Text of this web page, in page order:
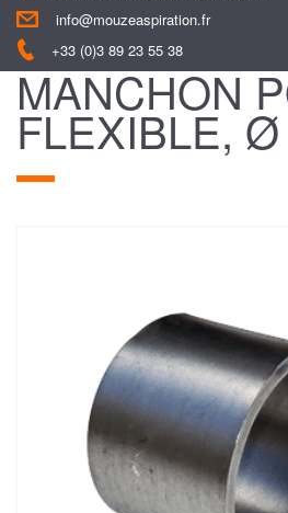
info@mouzeaspiration.fr
+33 (0)3 89 23 55 38
MANCHON
FLEXIBLE,